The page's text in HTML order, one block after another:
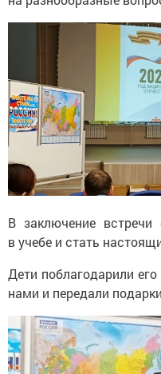
В заключение
в учебе и стать
Дети поблагодарили
нами и передали